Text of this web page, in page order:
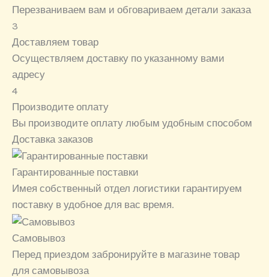
Перезваниваем вам и обговариваем детали заказа
3
Доставляем товар
Осуществляем доставку по указанному вами
адресу
4
Производите оплату
Вы производите оплату любым удобным способом
Доставка заказов
Гарантированные поставки
Имея собственный отдел логистики гарантируем
поставку в удобное для вас время.
Самовывоз
Перед приездом забронируйте в магазине товар
для самовывоза